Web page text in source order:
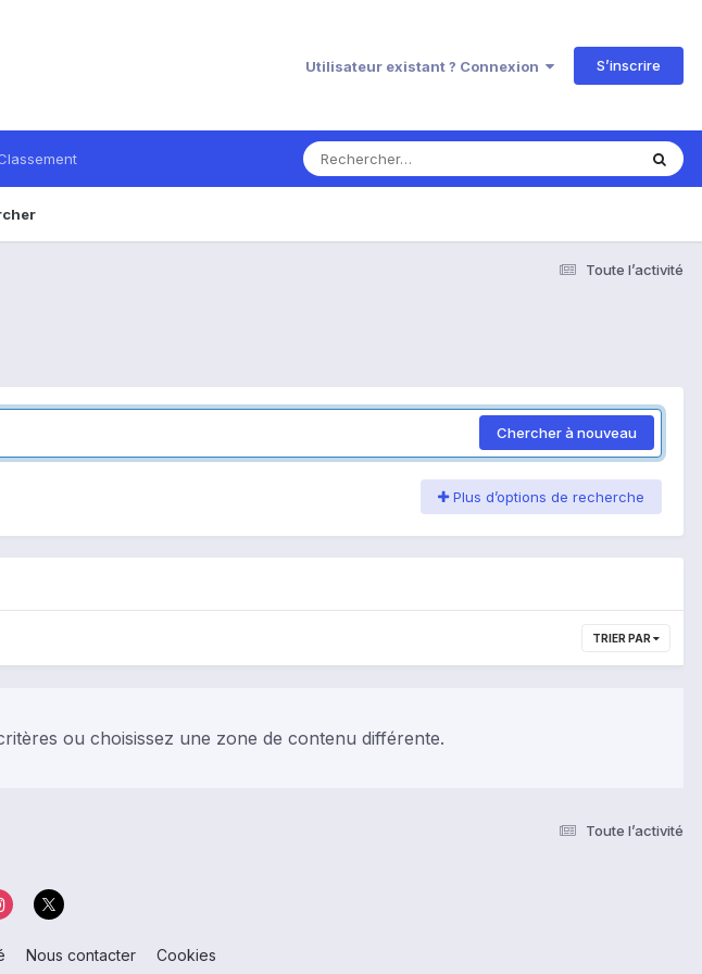
Utilisateur existant ? Connexion S’inscrire
Toute l’activité
Chercher à nouveau
Plus d’options de recherche
TRIER PAR
ou choisissez une zone de contenu différente.
Toute l’activité
Nous contacter Cookies